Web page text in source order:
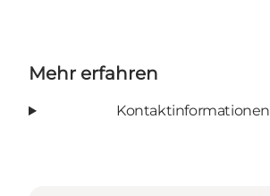
Mehr erfahren
Kontaktinformationen